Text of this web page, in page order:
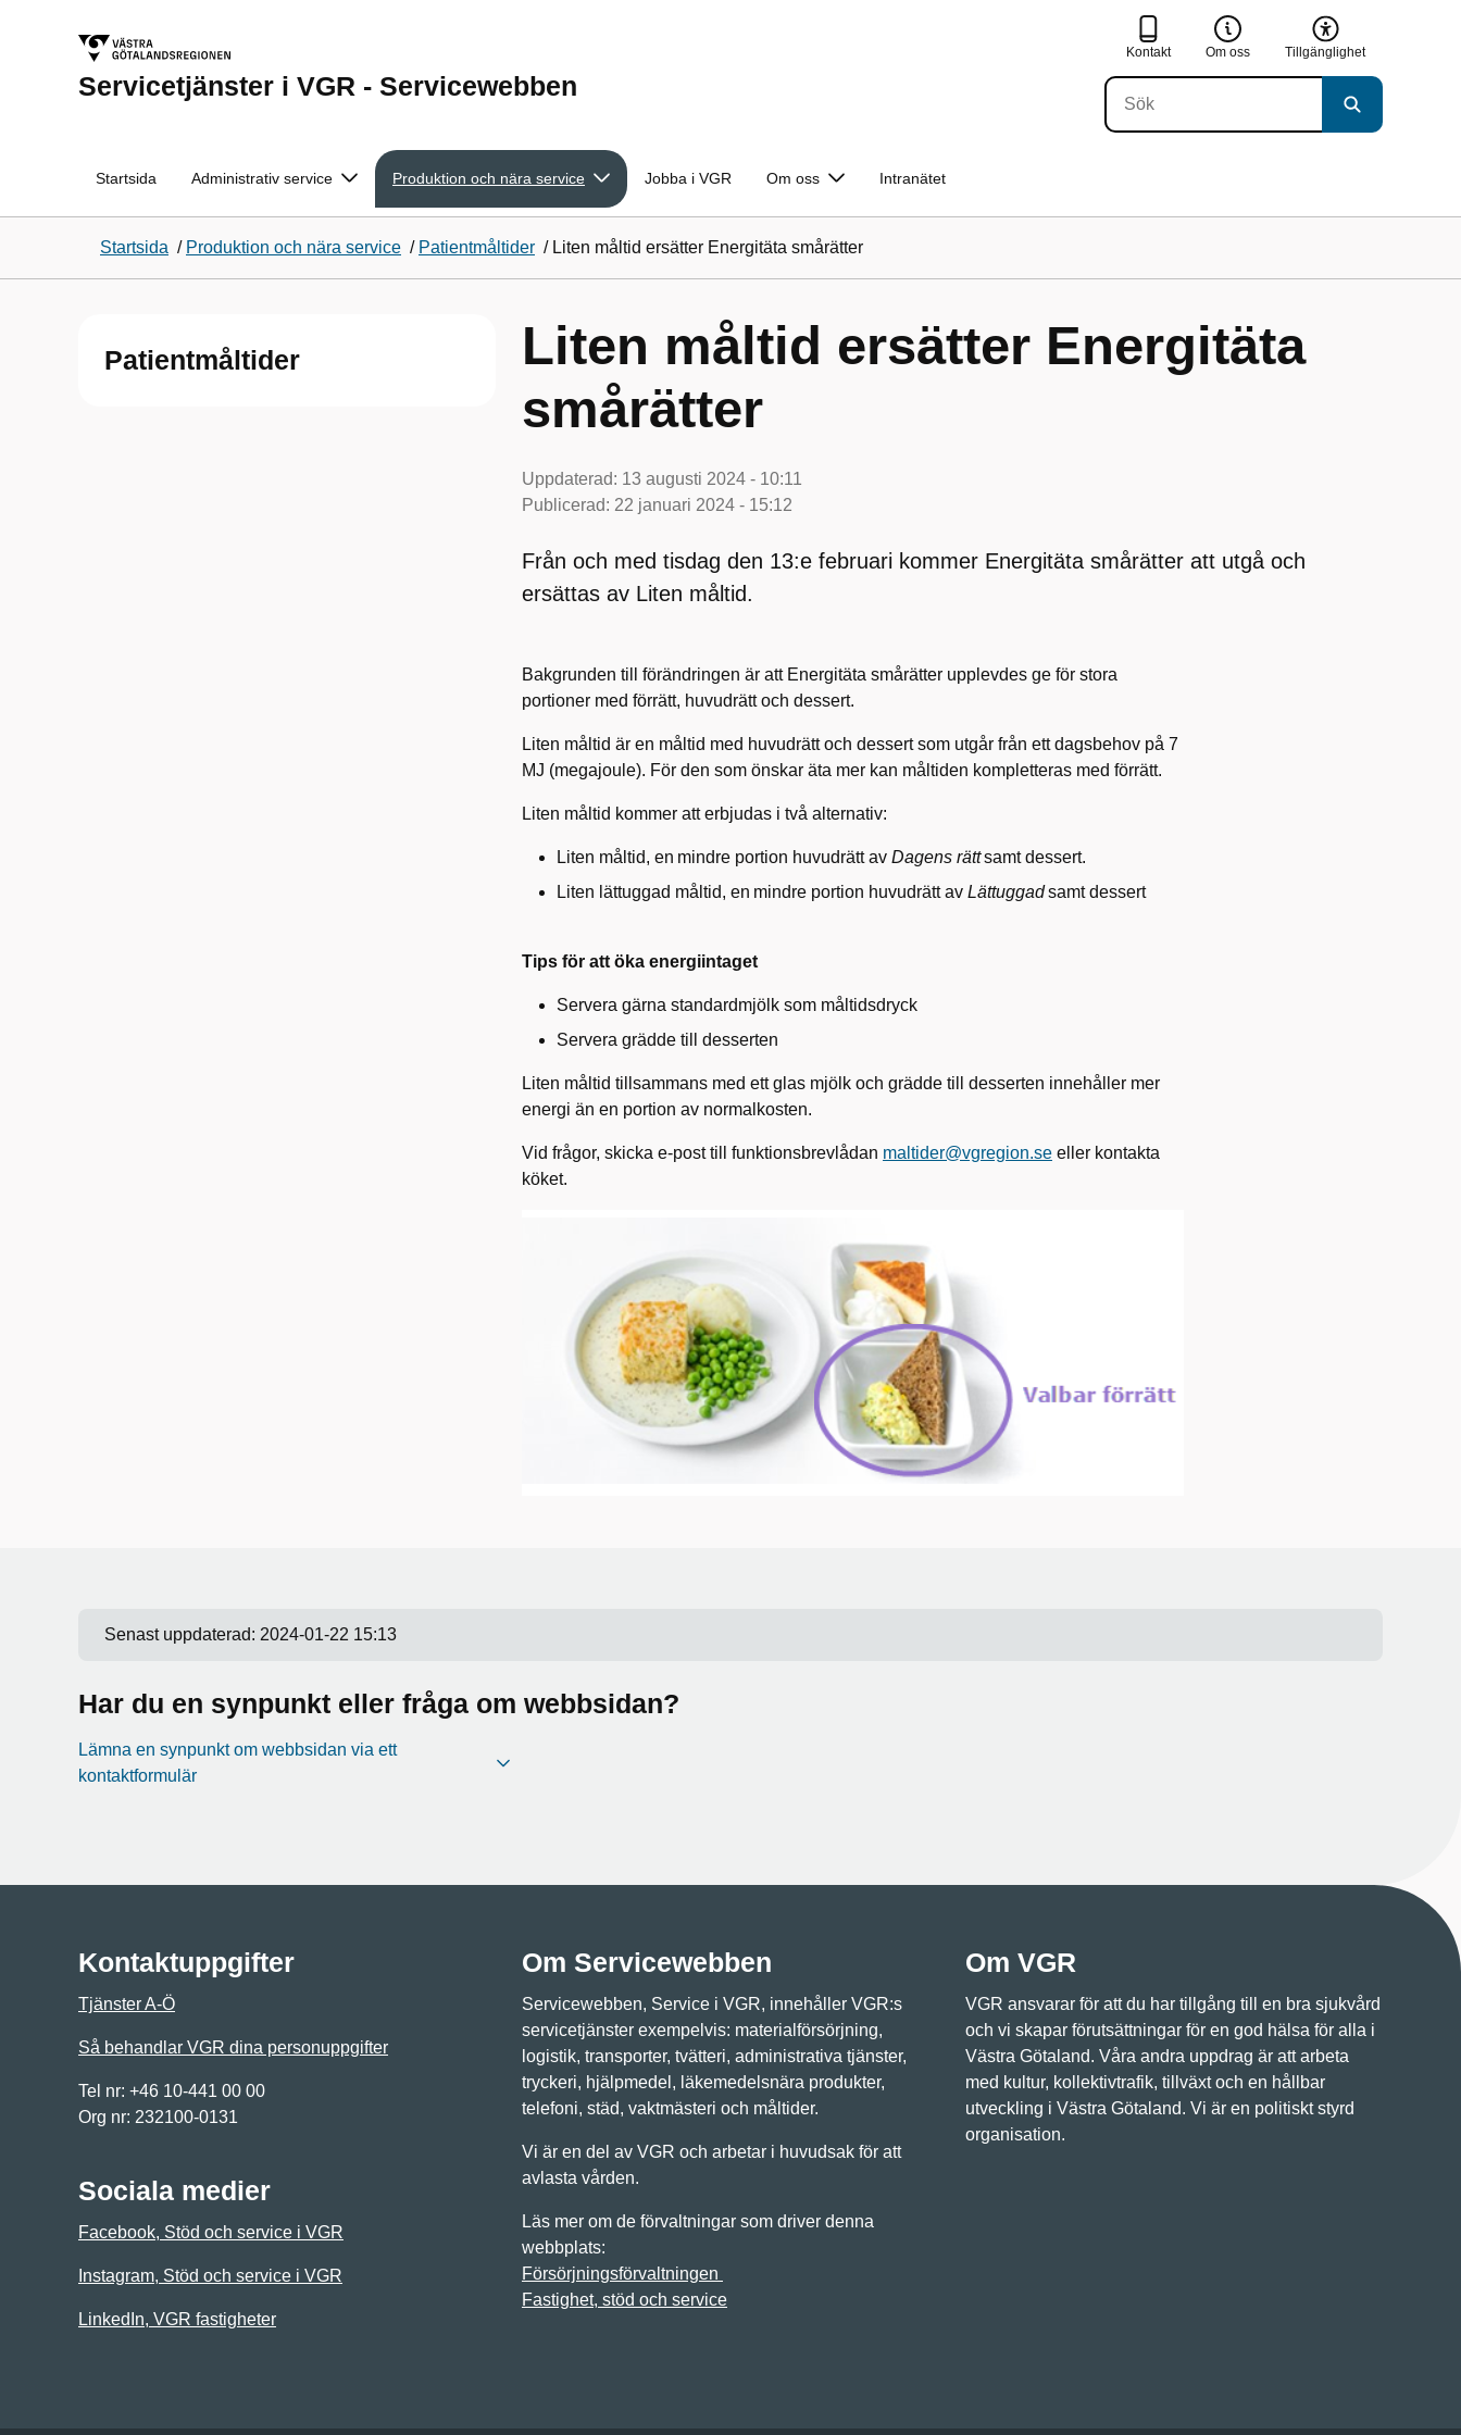
Servicetjänster i VGR - Servicewebben
Kontakt Om oss Tillgänglighet
Startsida Administrativ service Produktion och nära service Jobba i VGR Om oss Intranätet
Startsida / Produktion och nära service / Patientmåltider / Liten måltid ersätter Energitäta smårätter
Patientmåltider
Liten måltid ersätter Energitäta
smårätter
Uppdaterad: 13 augusti 2024 - 10:11
Publicerad: 22 januari 2024 - 15:12
Från och med tisdag den 13:e februari kommer Energitäta smårätter att utgå och
ersättas av Liten måltid.
Bakgrunden till förändringen är att Energitäta smårätter upplevdes ge för stora
portioner med förrätt, huvudrätt och dessert.
Liten måltid är en måltid med huvudrätt och dessert som utgår från ett dagsbehov på 7
MJ (megajoule). För den som önskar äta mer kan måltiden kompletteras med förrätt.
Liten måltid kommer att erbjudas i två alternativ:
Liten måltid, en mindre portion huvudrätt av Dagens rättsamt dessert.
Liten lättuggad måltid, en mindre portion huvudrätt av Lättuggadsamt dessert
Tips för att öka energiintaget
Servera gärna standardmjölk som måltidsdryck
Servera grädde till desserten
Liten måltid tillsammans med ett glas mjölk och grädde till desserten innehåller mer
energi än en portion av normalkosten.
Vid frågor, skicka e-post till funktionsbrevlådan maltider@vgregion.se eller kontakta
köket.
Senast uppdaterad: 2024-01-22 15:13
Har du en synpunkt eller fråga om webbsidan?
Lämna en synpunkt om webbsidan via ett
kontaktformulär
Kontaktuppgifter
Tjänster A-Ö
Så behandlar VGR dina personuppgifter
Tel nr: +46 10-441 00 00
Org nr: 232100-0131
Sociala medier
Facebook, Stöd och service i VGR
Instagram, Stöd och service i VGR
LinkedIn, VGR fastigheter
Om Servicewebben
Servicewebben, Service i VGR, innehåller VGR:s
servicetjänster exempelvis: materialförsörjning,
logistik, transporter, tvätteri, administrativa tjänster,
tryckeri, hjälpmedel, läkemedelsnära produkter,
telefoni, städ, vaktmästeri och måltider.
Vi är en del av VGR och arbetar i huvudsak för att
avlasta vården.
Läs mer om de förvaltningar som driver denna
webbplats:
Försörjningsförvaltningen
Fastighet, stöd och service
Om VGR
VGR ansvarar för att du har tillgång till en bra sjukvård
och vi skapar förutsättningar för en god hälsa för alla i
Västra Götaland. Våra andra uppdrag är att arbeta
med kultur, kollektivtrafik, tillväxt och en hållbar
utveckling i Västra Götaland. Vi är en politiskt styrd
organisation.